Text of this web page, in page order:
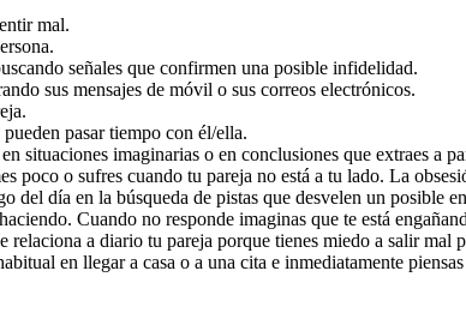
mal.
señales que confirmen una posible infidelidad.
sus mensajes de móvil o sus correos electrónicos.
pasar tiempo con él/ella.
situaciones imaginarias o en conclusiones que extraes a
poco o sufres cuando tu pareja no está a tu lado. La
del día en la búsqueda de pistas que desvelen un posible
Cuando no responde imaginas que te está
relaciona a diario tu pareja porque tienes miedo a salir mal
en llegar a casa o a una cita e inmediatamente